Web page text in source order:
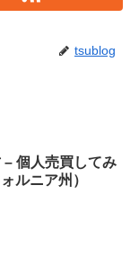
tsublog
– 個人売買してみ
ルニア州）